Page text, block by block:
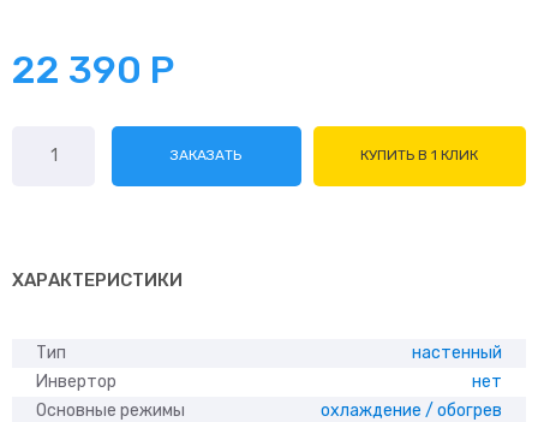
22 390 Р
товара
ЗАКАЗАТЬ КУПИТЬ В 1 КЛИК
ХАРАКТЕРИСТИКИ
Тип
настенный
Инвертор
нет
Основные режимы
охлаждение / обогрев